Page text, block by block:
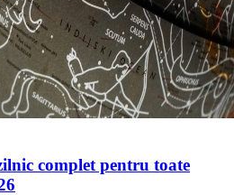
complet pentru toate